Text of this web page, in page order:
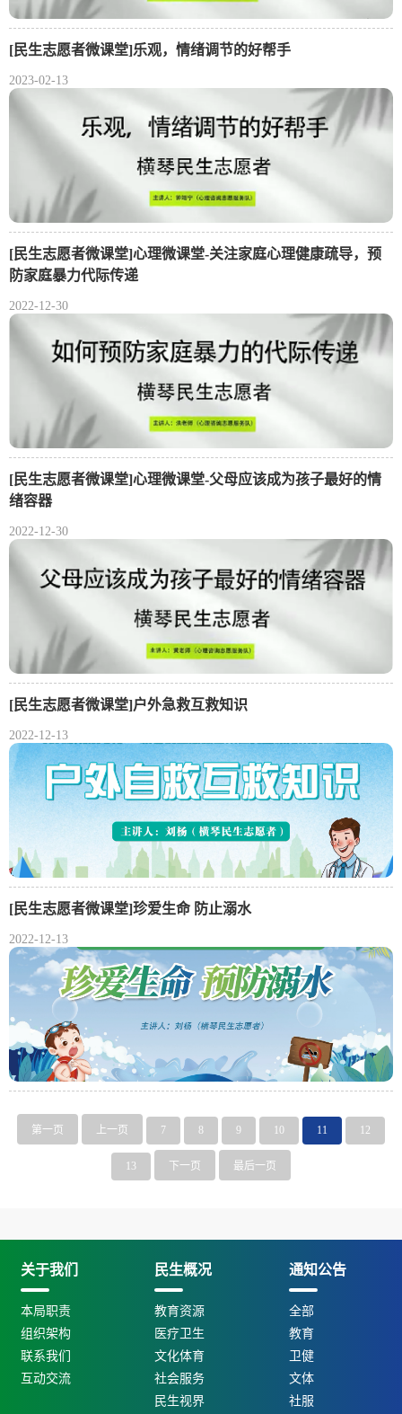
[民生志愿者微课堂]乐观，情绪调节的好帮手
2023-02-13
[民生志愿者微课堂]心理微课堂-关注家庭心理健康疏导，预
防家庭暴力代际传递
2022-12-30
[民生志愿者微课堂]心理微课堂-父母应该成为孩子最好的情
绪容器
2022-12-30
[民生志愿者微课堂]户外急救互救知识
2022-12-13
[民生志愿者微课堂]珍爱生命 防止溺水
2022-12-13
第一页 上一页 7 8 9 10 11 12
13 下一页 最后一页
关于我们
本局职责
组织架构
联系我们
互动交流
民生概况
教育资源
医疗卫生
文化体育
社会服务
民生视界
通知公告
全部
教育
卫健
文体
社服